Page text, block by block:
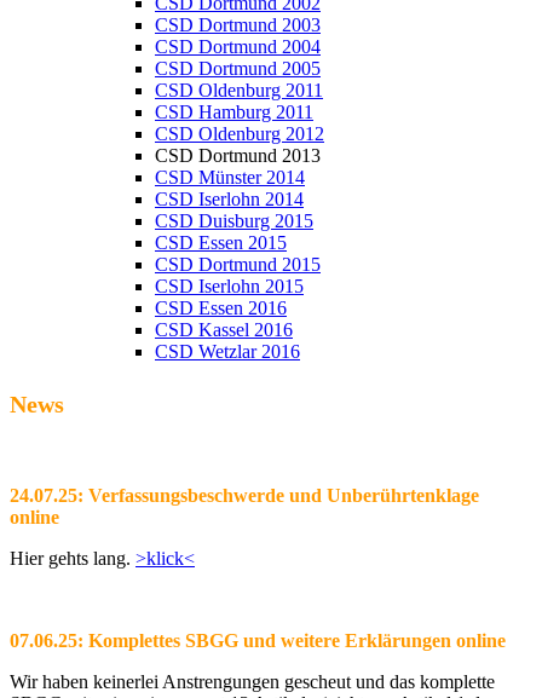
CSD Dortmund 2003
CSD Dortmund 2004
CSD Dortmund 2005
CSD Oldenburg 2011
CSD Hamburg 2011
CSD Oldenburg 2012
CSD Dortmund 2013
CSD Münster 2014
CSD Iserlohn 2014
CSD Duisburg 2015
CSD Essen 2015
CSD Dortmund 2015
CSD Iserlohn 2015
CSD Essen 2016
CSD Kassel 2016
CSD Wetzlar 2016
News
24.07.25: Verfassungsbeschwerde und Unberührtenklage
online
Hier gehts lang. >klick<
07.06.25: Komplettes SBGG und weitere Erklärungen online
Wir haben keinerlei Anstrengungen gescheut und das komplette